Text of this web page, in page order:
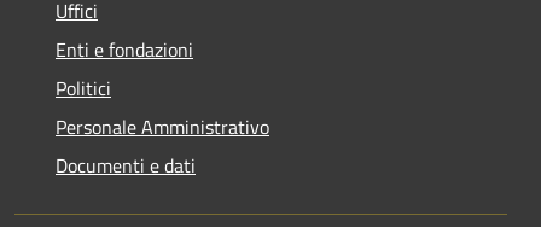
Uffici
Enti e fondazioni
Politici
Personale Amministrativo
Documenti e dati